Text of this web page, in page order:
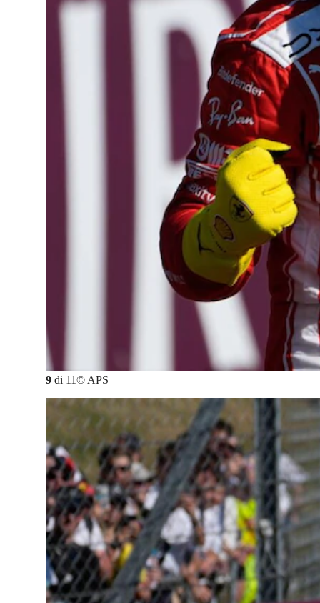
9 di 11© APS